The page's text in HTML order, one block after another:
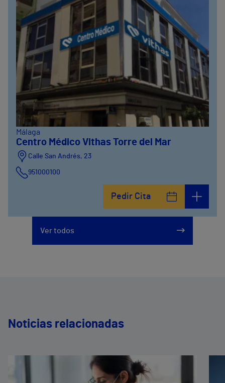
Málaga
Centro Médico Vithas Torre del Mar
Calle San Andrés, 23
951000100
Pedir Cita
Ver todos
Noticias relacionadas